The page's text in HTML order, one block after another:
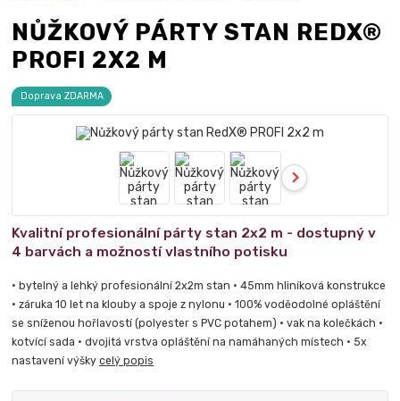
NŮŽKOVÝ PÁRTY STAN REDX®
PROFI 2X2 M
Doprava ZDARMA
Kvalitní profesionální párty stan 2x2 m - dostupný v
4 barvách a možností vlastního potisku
• bytelný a lehký profesionální 2x2m stan • 45mm hliníková konstrukce
• záruka 10 let na klouby a spoje z nylonu • 100% voděodolné opláštění
se sníženou hořlavostí (polyester s PVC potahem) • vak na kolečkách •
kotvící sada • dvojitá vrstva opláštění na namáhaných místech • 5x
nastavení výškycelý popis